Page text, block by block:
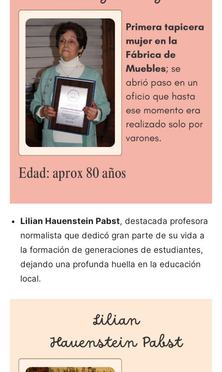
Lilian Hauenstein Pabst, destacada profesora
normalista que dedicó gran parte de su vida a
la formación de generaciones de estudiantes,
dejando una profunda huella en la educación
local.